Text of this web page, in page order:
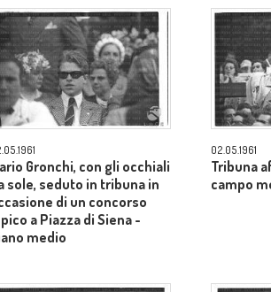
Gronchi, con gli occhiali
sole, seduto in tribuna in
di un concorso
a Piazza di Siena -
medio
02.05.1961
Tribuna
campo